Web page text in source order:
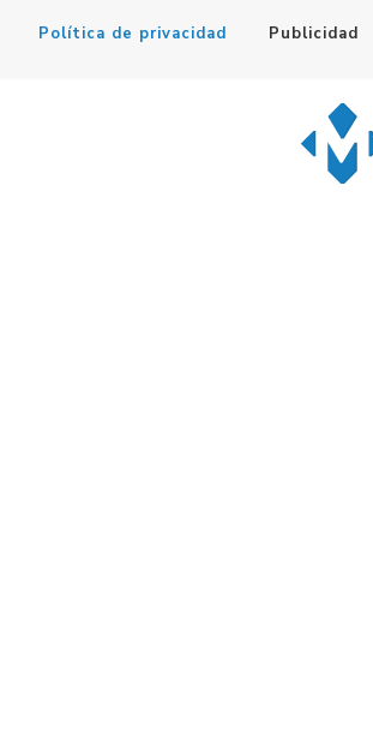
Política de privacidad Publicidad